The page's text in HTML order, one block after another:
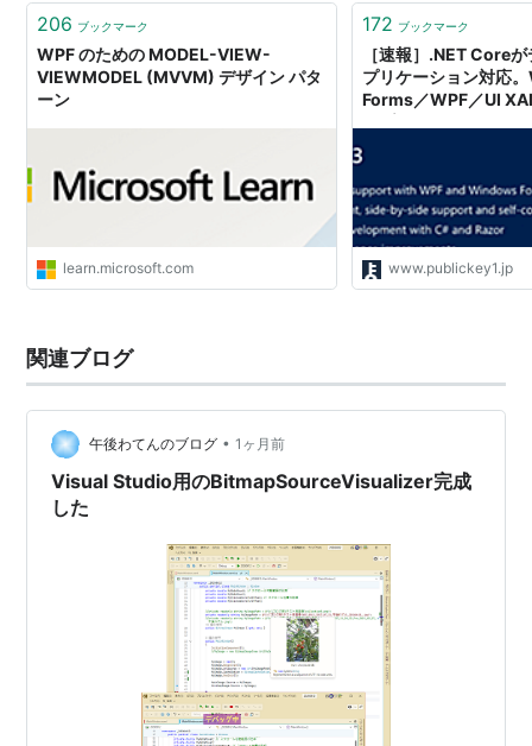
SDKはマイクロソフトから無料で提供されている。
IDEの正式なサポートはVisual Studio 2008 (コードネ
ームOrcas) からであるが、
現在では暫定処置としてVisual Studio 2005にOrcas
Previewを加えた環境でプログラミングが可能。
対応デザインツールに、Microsoft Expression
Interactive Designer、ZAM 3Dなどがある。
WPFプログラムはGPUの支援をうけるといわれており
パフォーマンスが左右される。
206 ブックマーク
WPF のための MODEL-VIEW-
VIEWMODEL (MVVM) デザイン パタ
ーン
learn.microsoft.com
172 ブックマーク
［速報］.NET Core
プリケーション対応
Forms／WPF／UI
Connect(); 2018
www.publickey1.jp
関連ブログ
午後わてんのブログ • 1ヶ月前
Visual Studio用のBitmapSourceVisualizer完成
した